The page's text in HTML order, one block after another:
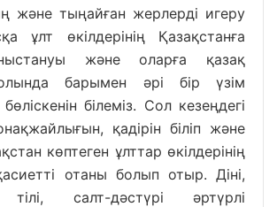
және тыңайған жерлерді игеру
ұлт өкілдерінің Қазақстанға
және оларға қазақ
барымен әрі бір үзім
білеміз. Сол кезеңдегі
қадірін біліп және
көптеген ұлттар өкілдерінің
отаны болып отыр. Діні,
тілі, салт-дәстүрі әртүрлі